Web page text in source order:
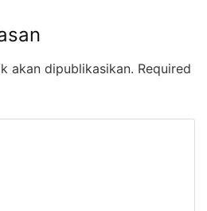
akan dipublikasikan. Required